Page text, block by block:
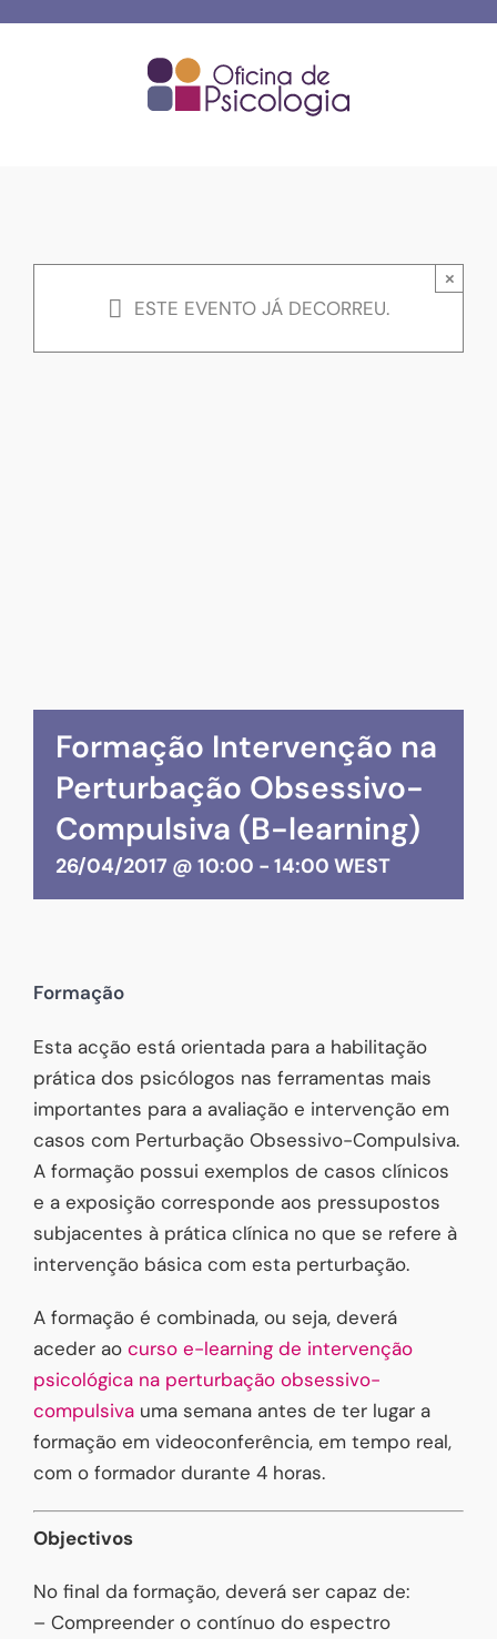
ESTE EVENTO JÁ DECORREU.
×
Formação Intervenção na
Perturbação Obsessivo-
Compulsiva (B-learning)
26/04/2017 @ 10:00 - 14:00 WEST
Formação
Esta acção está orientada para a habilitação
prática dos psicólogos nas ferramentas mais
importantes para a avaliação e intervenção em
casos com Perturbação Obsessivo-Compulsiva.
A formação possui exemplos de casos clínicos
e a exposição corresponde aos pressupostos
subjacentes à prática clínica no que se refere à
intervenção básica com esta perturbação.
A formação é combinada, ou seja, deverá
aceder ao curso e-learning de intervenção
psicológica na perturbação obsessivo-
compulsiva uma semana antes de ter lugar a
formação em videoconferência, em tempo real,
com o formador durante 4 horas.
Objectivos
No final da formação, deverá ser capaz de:
– Compreender o contínuo do espectro